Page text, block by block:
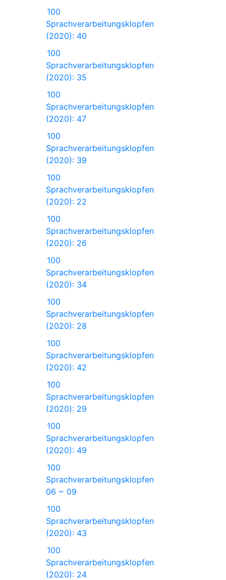
100
Sprachverarbeitungsklopfen
(2020): 40
100
Sprachverarbeitungsklopfen
(2020): 35
100
Sprachverarbeitungsklopfen
(2020): 47
100
Sprachverarbeitungsklopfen
(2020): 39
100
Sprachverarbeitungsklopfen
(2020): 22
100
Sprachverarbeitungsklopfen
(2020): 26
100
Sprachverarbeitungsklopfen
(2020): 34
100
Sprachverarbeitungsklopfen
(2020): 28
100
Sprachverarbeitungsklopfen
(2020): 42
100
Sprachverarbeitungsklopfen
(2020): 29
100
Sprachverarbeitungsklopfen
(2020): 49
100
Sprachverarbeitungsklopfen
06 ~ 09
100
Sprachverarbeitungsklopfen
(2020): 43
100
Sprachverarbeitungsklopfen
(2020): 24